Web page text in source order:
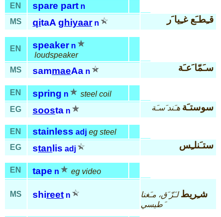
EN spare part n
MS
qitaA ghiyaar n قـِطـَع غـِيا َر
EN speaker n
loudspeaker
MS
sammaeAa n سـَمّا َعـَة
EN spring n
steel coil
EG
soosta n سوستـَة هـَند َسـَة
EN stainless adj eg steel
EG
stan lis adj ستـَنلـِس
EN tape n eg video
MS shireet n شـِريط لـَزّ َق، مـَغنا
َطيسي